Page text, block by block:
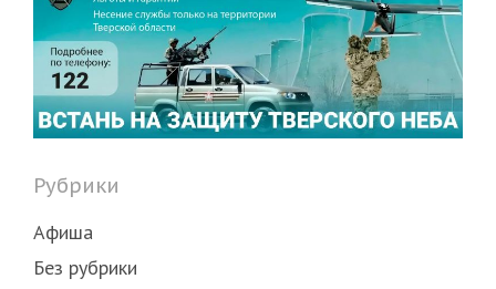
Рубрики
Афиша
Без рубрики